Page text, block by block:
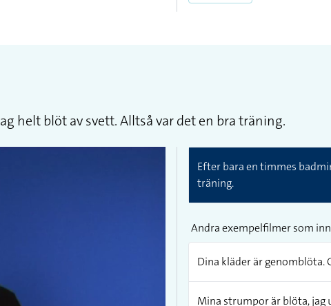
helt blöt av svett. Alltså var det en bra träning.
Efter bara en timmes
träning.
Andra exempelfilmer som
Dina kläder är genomblöta.
Mina strumpor är blöta, jag